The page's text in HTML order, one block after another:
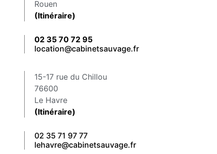
Rouen
(Itinéraire)
02 35 70 72 95
location@cabinetsauvage.fr
15-17 rue du Chillou
76600
Le Havre
(Itinéraire)
02 35 71 97 77
lehavre@cabinetsauvage.fr